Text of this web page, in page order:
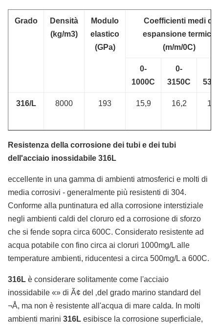
Grado
Densità
(kg/m3)
Modulo
elastico
(GPa)
Coefficienti medi di
espansione termica
(m/m/0C)
0-
1000C
0-
3150C
316/L 8000 193 15,9 16,2
Resistenza della corrosione dei tubi e dei tubi
dell'acciaio inossidabile 316L
eccellente in una gamma di ambienti atmosferici e molti di
media corrosivi - generalmente più resistenti di 304.
Conforme alla puntinatura ed alla corrosione interstiziale
negli ambienti caldi del cloruro ed a corrosione di sforzo
che si fende sopra circa 600C. Considerato resistente ad
acqua potabile con fino circa ai cloruri 1000mg/L alle
temperature ambienti, riducentesi a circa 500mg/L a 600C.
316L è considerare solitamente come l'acciaio
inossidabile «» di Ã¢ del ‚del grado marino standard del
¬Å, ma non è resistente all'acqua di mare calda. In molti
ambienti marini 316L esibisce la corrosione superficiale,